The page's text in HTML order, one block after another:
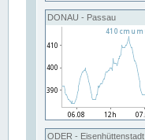
DONAU - Passau
ODER - Eisenhüttenstadt